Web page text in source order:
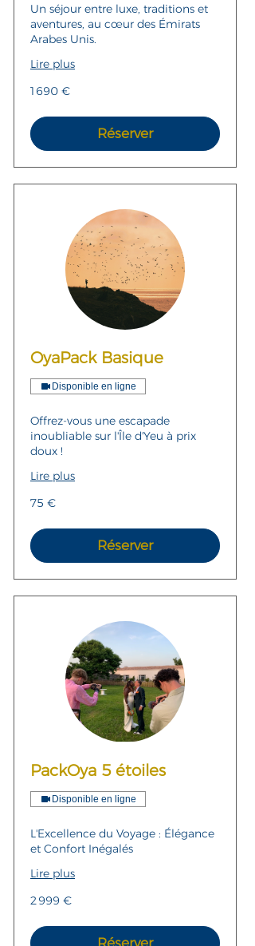
Un séjour entre luxe, traditions et
aventures, au cœur des Émirats
Arabes Unis.
Lire plus
1 690
euros
1 690 €
Réserver
OyaPack Basique
Disponible en ligne
Offrez-vous une escapade
inoubliable sur l'Île d'Yeu à prix
doux !
Lire plus
75
euros
75 €
Réserver
PackOya 5 étoiles
Disponible en ligne
L'Excellence du Voyage : Élégance
et Confort Inégalés
Lire plus
2 999
euros
2 999 €
Réserver